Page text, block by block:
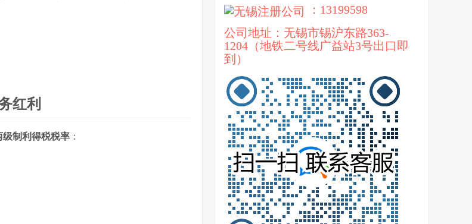
红利
级制利得税税率 ：
：13199598
公司地址：无锡市锡沪东路363-
1204（地铁二号线广益站3号出口即
到）